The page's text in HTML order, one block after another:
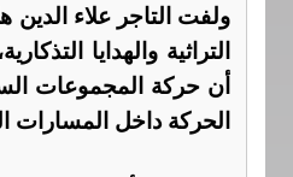
ولفت التاجر علاء الدين
التراثية والهدايا
أن حركة المجموعات
الحركة داخل المسارات